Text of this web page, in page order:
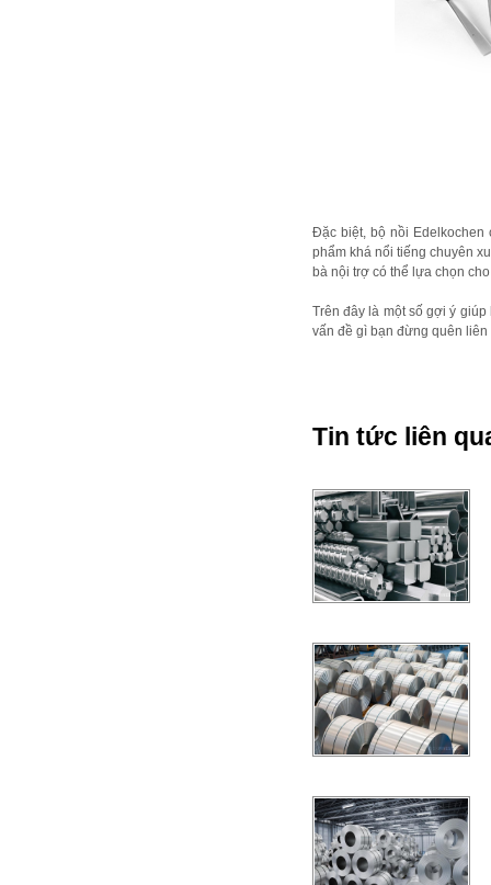
Đặc biệt, bộ nồi Edelkochen
phẩm khá nổi tiếng chuyên
bà nội trợ có thể lựa chọn
Trên đây là một số gợi ý
vấn đề gì bạn đừng quên
Tin tức liên